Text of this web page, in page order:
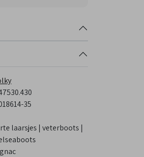
35
laarsjes | veterboots |